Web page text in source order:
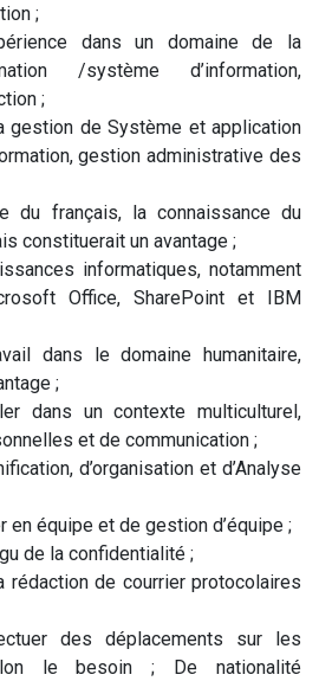
;
dans un domaine de la
/système d’information,
;
gestion de Système et application
gestion administrative des
du français, la connaissance du
constituerait un avantage ;
informatiques, notamment
Office, SharePoint et IBM
dans le domaine humanitaire,
;
dans un contexte multiculturel,
et de communication ;
d’organisation et d’Analyse
en équipe et de gestion d’équipe ;
de la confidentialité ;
rédaction de courrier protocolaires
des déplacements sur les
le besoin ; De nationalité